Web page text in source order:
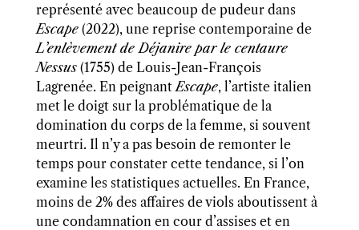
représenté avec beaucoup de pudeur dans
Escape(2022), une reprise contemporaine de
L’enlèvement de Déjanire par le centaure
Nessus(1755) deLouis-Jean-François
Lagrenée. En peignantEscape, l’artiste italien
met le doigt sur la problématique de la
domination du corps de la femme, si souvent
meurtri. Il n’y a pas besoin de remonter le
temps pour constater cette tendance, si l’on
examine les statistiques actuelles. En France,
moins de 2% des affaires de viols aboutissent à
une condamnation en cour d’assises et en